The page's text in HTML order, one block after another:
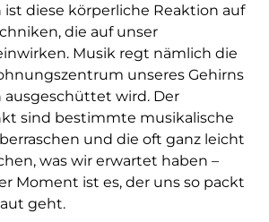
diese körperliche Reaktion auf
die auf unser
Musik regt nämlich die
unseres Gehirns
ausgeschüttet wird. Der
sind bestimmte musikalische
und die oft ganz leicht
was wir erwartet haben –
Moment ist es, der uns so packt
geht.